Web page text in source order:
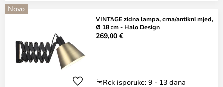
Novo
VINTAGE zidna lampa, crna/antikni mjed,
Ø 18 cm - Halo Design
269,00 €
Rok isporuke: 9 - 13 dana